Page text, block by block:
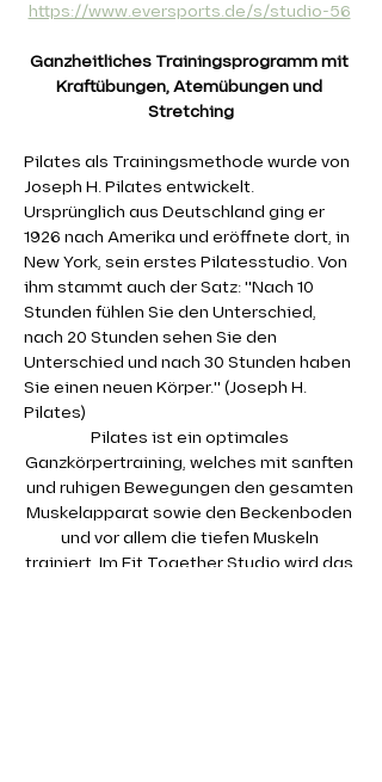
https://www.eversports.de/s/studio-56
Ganzheitliches Trainingsprogramm mit
Kraftübungen, Atemübungen und
Stretching
Pilates als Trainingsmethode wurde von
Joseph H. Pilates entwickelt.
Ursprünglich aus Deutschland ging er
1926 nach Amerika und eröffnete dort, in
New York, sein erstes Pilatesstudio. Von
ihm stammt auch der Satz: "Nach 10
Stunden fühlen Sie den Unterschied,
nach 20 Stunden sehen Sie den
Unterschied und nach 30 Stunden haben
Sie einen neuen Körper." (Joseph H.
Pilates)
Pilates ist ein optimales
Ganzkörpertraining, welches mit sanften
und ruhigen Bewegungen den gesamten
Muskelapparat sowie den Beckenboden
und vor allem die tiefen Muskeln
trainiert. Im Fit Together Studio wird das